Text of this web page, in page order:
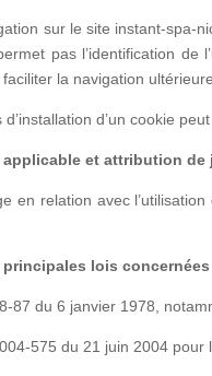
sur le site instant-spa-
pas l’identification de
la navigation
d’installation d’un cookie
applicable et attribution de
en relation avec
principales lois concernées
87 du 6 janvier 1978,
575 du 21 juin 2004 pour